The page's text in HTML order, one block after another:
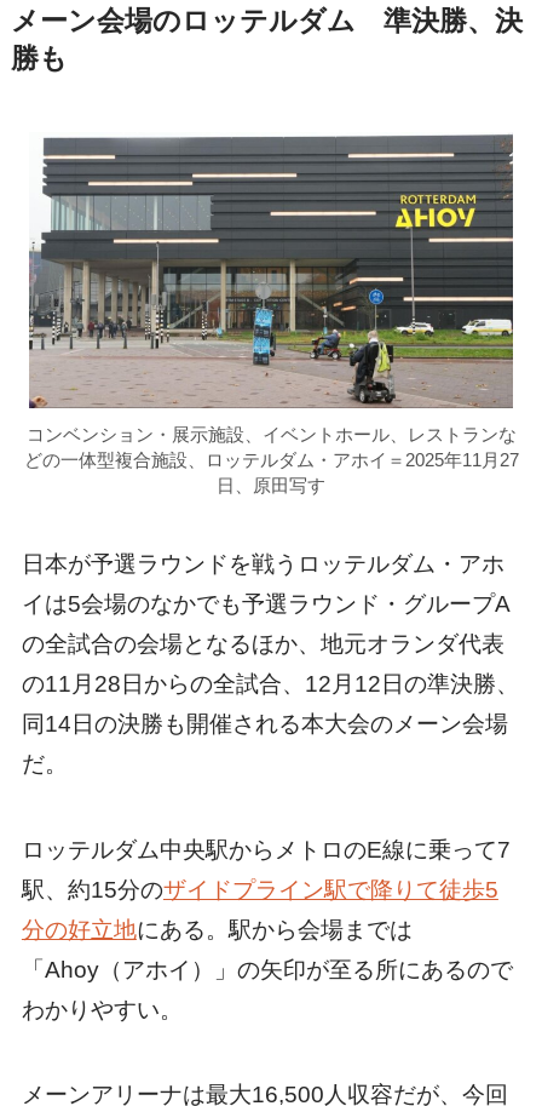
メーン会場のロッテルダム 準決勝、決
勝も
コンベンション・展示施設、イベントホール、レストランな
どの一体型複合施設、ロッテルダム・アホイ＝2025年11月27
日、原田写す
日本が予選ラウンドを戦うロッテルダム・アホ
イは5会場のなかでも予選ラウンド・グループA
の全試合の会場となるほか、地元オランダ代表
の11月28日からの全試合、12月12日の準決勝、
同14日の決勝も開催される本大会のメーン会場
だ。
ロッテルダム中央駅からメトロのE線に乗って7
駅、約15分のザイドプライン駅で降りて徒歩5
分の好立地にある。駅から会場までは
「Ahoy（アホイ）」の矢印が至る所にあるので
わかりやすい。
メーンアリーナは最大16,500人収容だが、今回